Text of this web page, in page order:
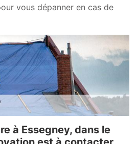
vous dépanner en cas de
à Essegney, dans le